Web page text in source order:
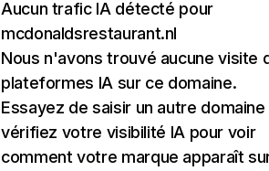
Aucun trafic IA détecté pour
mcdonaldsrestaurant.nl
Nous n'avons trouvé aucune visite
plateformes IA sur ce domaine.
Essayez de saisir un autre domaine
vérifiez votre visibilité IA pour voir
comment votre marque apparaît